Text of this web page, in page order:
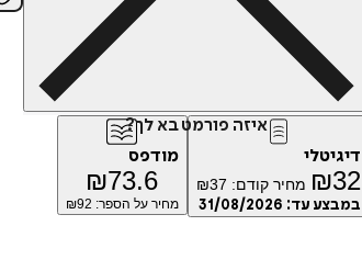
איזה פורמט בא לך?
דיגיטלי
₪32 מחיר קודם: ₪37
במבצע עד: 31/08/2026
מודפס
₪73.6
מחיר על הספר: ₪ 92